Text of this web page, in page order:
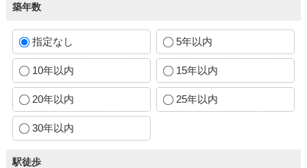
築年数
指定なし 5年以内
10年以内 15年以内
20年以内 25年以内
30年以内
駅徒歩